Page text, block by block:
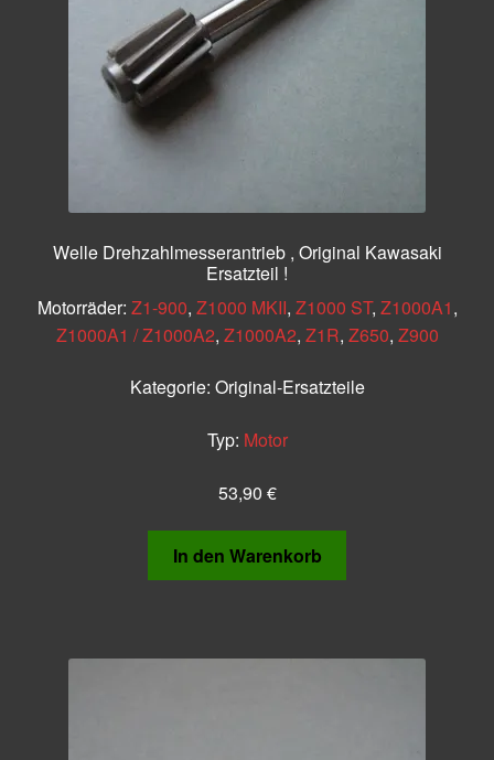
Welle Drehzahlmesserantrieb , Original Kawasaki
Ersatzteil !
Motorräder: Z1-900, Z1000 MKII, Z1000 ST, Z1000A1,
Z1000A1 / Z1000A2, Z1000A2, Z1R, Z650, Z900
Kategorie: Original-Ersatzteile
Typ: Motor
53,90 €
In den Warenkorb